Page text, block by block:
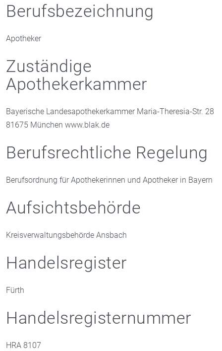
Berufsbezeichnung
Apotheker
Zuständige
Apothekerkammer
Bayerische Landesapothekerkammer Maria-Theresia-Str. 28
81675 München www.blak.de
Berufsrechtliche Regelung
Berufsordnung für Apothekerinnen und Apotheker in Bayern
Aufsichtsbehörde
Kreisverwaltungsbehörde Ansbach
Handelsregister
Fürth
Handelsregisternummer
HRA 8107